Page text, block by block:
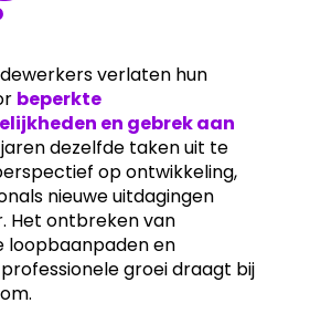
verlaten hun
beperkte
en gebrek aan
jaren dezelfde taken uit te
op ontwikkeling,
nieuwe uitdagingen
Het ontbreken van
en
groei draagt bij